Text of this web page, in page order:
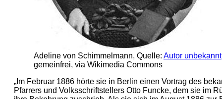
Adeline von Schimmelmann, Quelle: Autor unbekannt
gemeinfrei, via Wikimedia Commons
„Im Februar 1886 hörte sie in Berlin einen Vortrag des
Pfarrers und Volksschriftstellers Otto Funcke, dem sie im